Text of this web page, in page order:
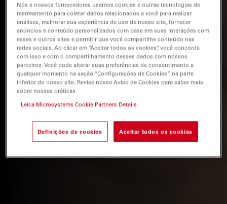
Nós e nossos fornecedores usamos cookies e outras tecnologias de
rastreamento para coletar dados relacionados a você para realizar
análises, melhorar sua experiência de uso de nosso site, fornecer
anúncios e conteúdo personalizados com base em suas interações com
esses e outros sites e permitir que você compartilhe conteúdo nas
redes sociais. Ao clicar em “Aceitar todos os cookies”, você concorda
com isso e com o compartilhamento desses dados com nossos
parceiros. Você pode alterar suas preferências de consentimento a
qualquer momento na seção “Configurações de Cookies” na parte
inferior do nosso site. Revise nosso Aviso de Cookies para saber mais
sobre nossas práticas.
Leica Microsystems Cookie Partners Details
Definições de cookies Aceitar todos os cookies